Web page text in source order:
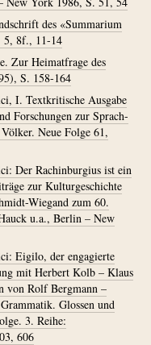
des «Summarium
5, 8f., 11-14
Zur Heimatfrage des
S. 158-164
I. Textkritische Ausgabe
Forschungen zur Sprach-
Neue Folge 61,
Der Rachinburgius ist ein
zur Kulturgeschichte
Wiegand zum 60.
u.a., Berlin – New
Eigilo, der engagierte
mit Herbert Kolb – Klaus
von Rolf Bergmann –
Glossen und
3. Reihe:
606